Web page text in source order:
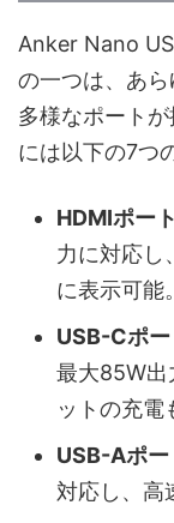
Anker Nano
の一つは、あ
多様なポート
には以下の7つ
HDMIポー
力に対応し
に表示可能。
USB-Cポー
最大85W出
ットの充電
USB-Aポー
対応し、高